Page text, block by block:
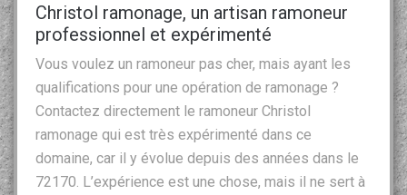
Christol ramonage, un artisan ramoneur
professionnel et expérimenté
Vous voulez un ramoneur pas cher, mais ayant les
qualifications pour une opération de ramonage ?
Contactez directement le ramoneur Christol
ramonage qui est très expérimenté dans ce
domaine, car il y évolue depuis des années dans le
72170. L’expérience est une chose, mais il ne sert à